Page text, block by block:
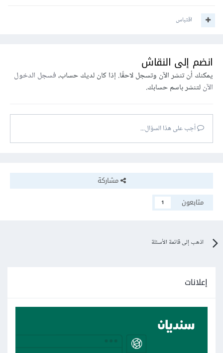
اقتباس
انضم إلى النقاش
يمكنك أن تنشر الآن وتسجل لاحقًا. إذا كان لديك حساب،فسجل الدخول
الآنلتنشر باسم حسابك.
أجب على هذا السؤال...
مشاركة
متابعون
1
اذهب إلى قائمة الأسئلة
إعلانات